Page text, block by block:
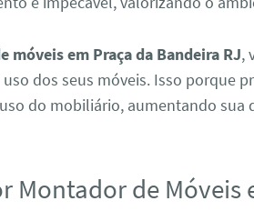
móveis em Praça da Bandeira RJ,
dos seus móveis. Isso porque
do mobiliário, aumentando sua
Montador de Móveis